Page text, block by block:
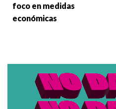
foco en medidas
económicas